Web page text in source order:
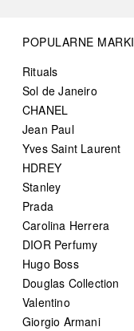
POPULARNE MARKI
Rituals
Sol de Janeiro
CHANEL
Jean Paul
Yves Saint Laurent
HDREY
Stanley
Prada
Carolina Herrera
DIOR Perfumy
Hugo Boss
Douglas Collection
Valentino
Giorgio Armani